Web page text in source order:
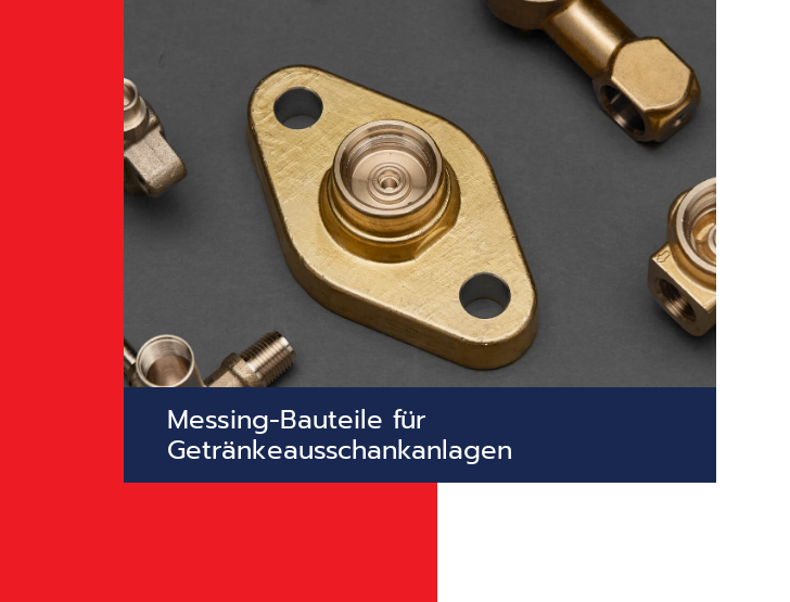
Messing-Bauteile für
Getränkeausschankanlagen